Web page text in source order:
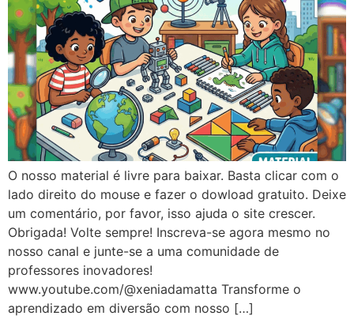
O nosso material é livre para baixar. Basta clicar com o
lado direito do mouse e fazer o dowload gratuito. Deixe
um comentário, por favor, isso ajuda o site crescer.
Obrigada! Volte sempre! Inscreva-se agora mesmo no
nosso canal e junte-se a uma comunidade de
professores inovadores!
www.youtube.com/@xeniadamatta Transforme o
aprendizado em diversão com nosso […]